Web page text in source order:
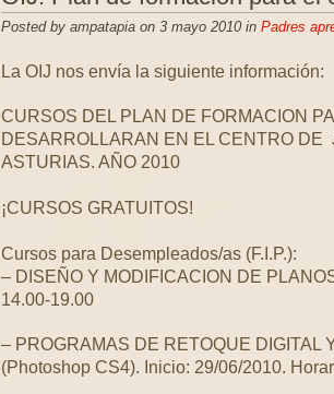
Posted by ampatapia on 3 mayo 2010 in Padres
La OIJ nos envía la siguiente información:
CURSOS DEL PLAN DE FORMACION
DESARROLLARAN EN EL CENTRO DE
ASTURIAS. AÑO 2010
¡CURSOS GRATUITOS!
Cursos para Desempleados/as (F.I.P.):
– DISEÑO Y MODIFICACION DE
14.00-19.00
– PROGRAMAS DE RETOQUE DIGITAL
(Photoshop CS4). Inicio: 29/06/2010.